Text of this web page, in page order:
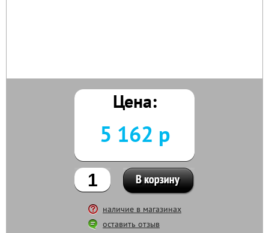
Цена:
5 162 р
наличие в магазинах
оставить отзыв